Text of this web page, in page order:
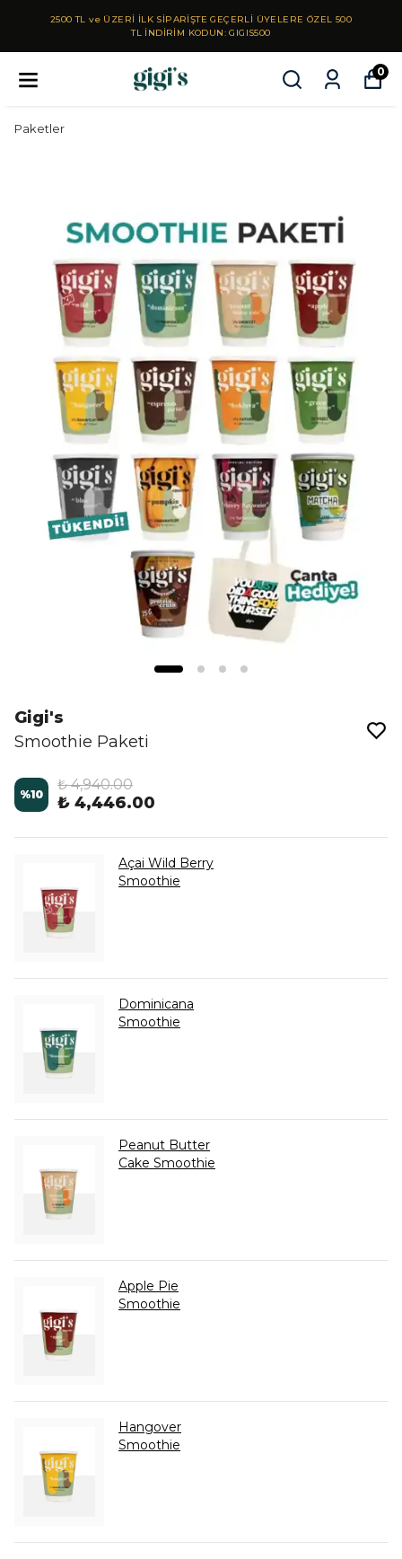
2500 TL ve ÜZERİ İLK SİPARİŞTE GEÇERLİ ÜYELERE ÖZEL 500
TL İNDİRİM KODUN: GIGIS500
0
Paketler
Gigi's
Smoothie Paketi
%10
₺ 4,940.00
₺ 4,446.00
Açai Wild Berry
Smoothie
Dominicana
Smoothie
Peanut Butter
Cake Smoothie
Apple Pie
Smoothie
Hangover
Smoothie